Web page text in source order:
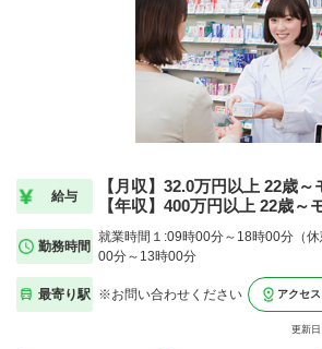
給与
【月収】32.0万円以上 22歳～
【年収】400万円以上 22歳～
勤務時間
就業時間１:09時00分～18時00分（
00分～13時00分
最寄り駅 ※お問い合わせください アクセス
更新